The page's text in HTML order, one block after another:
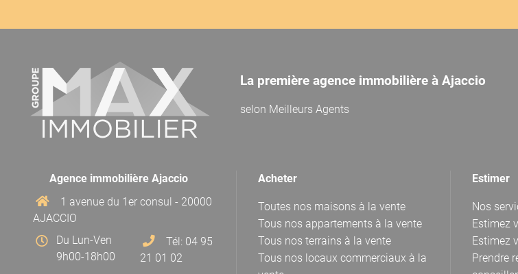
La première agence immobilière à Ajaccio
selon Meilleurs Agents
Agence immobilière Ajaccio
1 avenue du 1er consul - 20000
AJACCIO
Du Lun-Ven
9h00-18h00
Tél: 04 95
21 01 02
Acheter
Toutes nos maisons à la vente
Tous nos appartements à la vente
Tous nos terrains à la vente
Tous nos locaux commerciaux à la
Estimer
Nos
Estimez
Estimez
Prendre